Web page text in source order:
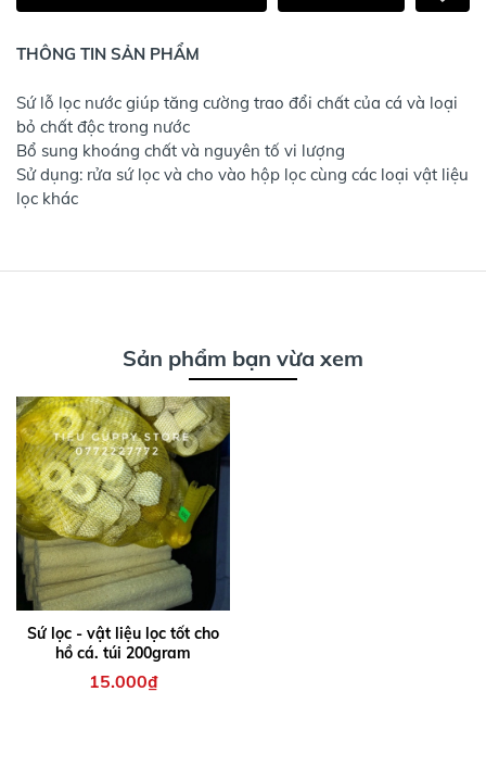
THÔNG TIN SẢN PHẨM
Sứ lỗ lọc nước giúp tăng cường trao đổi chất của cá và loại
bỏ chất độc trong nước
Bổ sung khoáng chất và nguyên tố vi lượng
Sử dụng: rửa sứ lọc và cho vào hộp lọc cùng các loại vật liệu
lọc khác
Sản phẩm bạn vừa xem
Sứ lọc - vật liệu lọc tốt cho
hồ cá. túi 200gram
15.000₫